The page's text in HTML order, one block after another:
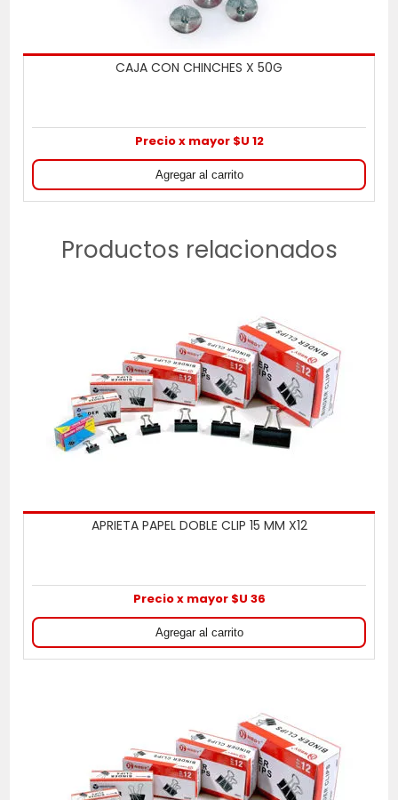
CAJA CON CHINCHES X 50G
Precio x mayor $U 12
Productos relacionados
APRIETA PAPEL DOBLE CLIP 15 MM X12
Precio x mayor $U 36